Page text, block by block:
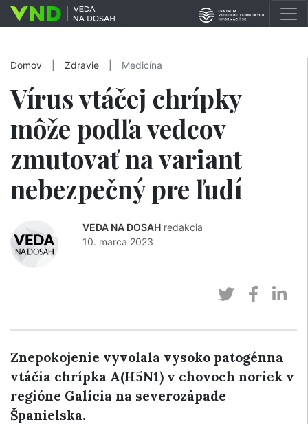
Domov Zdravie Medicína
Vírus vtáčej chrípky
môže podľa vedcov
zmutovať na variant
nebezpečný pre ľudí
VEDA NA DOSAH redakcia
10. marca 2023
Znepokojenie vyvolala vysoko patogénna
vtáčia chrípka A(H5N1) v chovoch noriek v
regióne Galícia na severozápade
Španielska.